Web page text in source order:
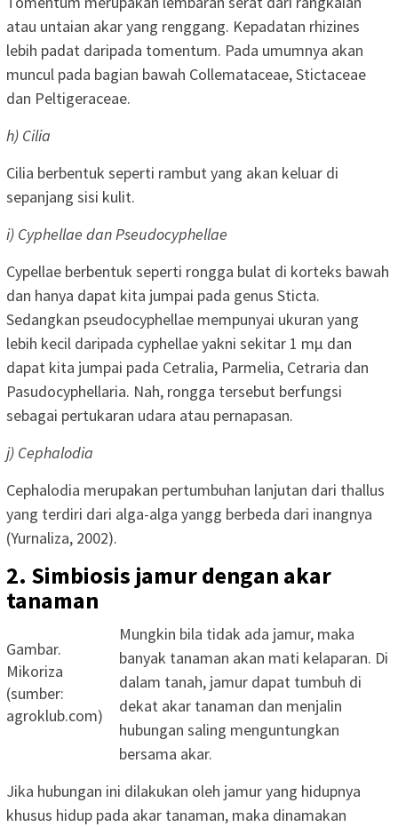
atau untaian akar yang renggang. Kepadatan rhizines
lebih padat daripada tomentum. Pada umumnya akan
muncul pada bagian bawah Collemataceae, Stictaceae
dan Peltigeraceae.
h) Cilia
Cilia berbentuk seperti rambut yang akan keluar di
sepanjang sisi kulit.
i) Cyphellae dan Pseudocyphellae
Cypellae berbentuk seperti rongga bulat di korteks bawah
dan hanya dapat kita jumpai pada genus Sticta.
Sedangkan pseudocyphellae mempunyai ukuran yang
lebih kecil daripada cyphellae yakni sekitar 1 mμ dan
dapat kita jumpai pada Cetralia, Parmelia, Cetraria dan
Pasudocyphellaria. Nah, rongga tersebut berfungsi
sebagai pertukaran udara atau pernapasan.
j) Cephalodia
Cephalodia merupakan pertumbuhan lanjutan dari thallus
yang terdiri dari alga-alga yangg berbeda dari inangnya
(Yurnaliza, 2002).
2. Simbiosis jamur dengan akar
tanaman
Gambar.
Mikoriza
(sumber:
agroklub.com)
Mungkin bila tidak ada jamur, maka
banyak tanaman akan mati kelaparan. Di
dalam tanah, jamur dapat tumbuh di
dekat akar tanaman dan menjalin
hubungan saling menguntungkan
bersama akar.
Jika hubungan ini dilakukan oleh jamur yang hidupnya
khusus hidup pada akar tanaman, maka dinamakan